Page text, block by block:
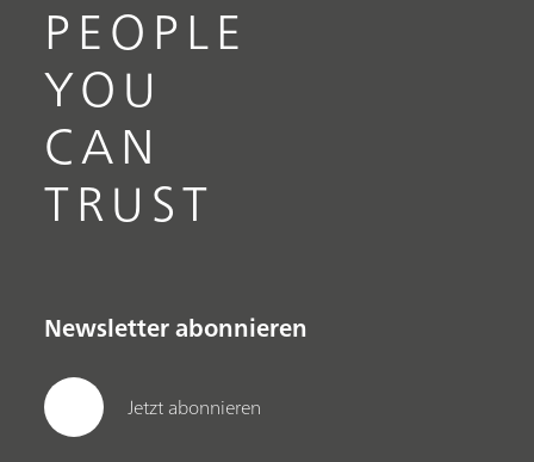
PEOPLE
YOU
CAN
TRUST
Newsletter abonnieren
Jetzt abonnieren